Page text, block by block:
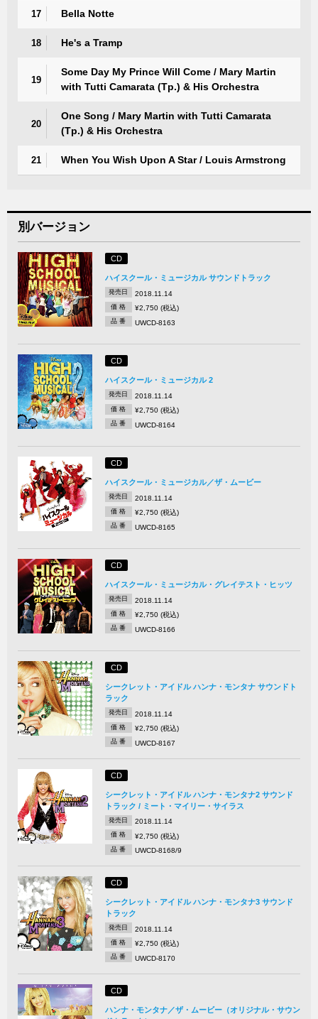
17 Bella Notte
18 He's a Tramp
19
Some Day My Prince Will Come / Mary Martin
with Tutti Camarata (Tp.) & His Orchestra
20
One Song / Mary Martin with Tutti Camarata
(Tp.) & His Orchestra
21 When You Wish Upon A Star / Louis Armstrong
別バージョン
CD
ハイスクール・ミュージカル サウンドトラック
発売日 2018.11.14
価 格 ¥2,750 (税込)
品 番 UWCD-8163
CD
ハイスクール・ミュージカル 2
発売日 2018.11.14
価 格 ¥2,750 (税込)
品 番 UWCD-8164
CD
ハイスクール・ミュージカル／ザ・ムービー
発売日 2018.11.14
価 格 ¥2,750 (税込)
品 番 UWCD-8165
CD
ハイスクール・ミュージカル・グレイテスト・ヒッツ
発売日 2018.11.14
価 格 ¥2,750 (税込)
品 番 UWCD-8166
CD
シークレット・アイドル ハンナ・モンタナ サウンドト
ラック
発売日 2018.11.14
価 格 ¥2,750 (税込)
品 番 UWCD-8167
CD
シークレット・アイドル ハンナ・モンタナ2 サウンド
トラック / ミート・マイリー・サイラス
発売日 2018.11.14
価 格 ¥2,750 (税込)
品 番 UWCD-8168/9
CD
シークレット・アイドル ハンナ・モンタナ3 サウンド
トラック
発売日 2018.11.14
価 格 ¥2,750 (税込)
品 番 UWCD-8170
CD
ハンナ・モンタナ／ザ・ムービー（オリジナル・サウン